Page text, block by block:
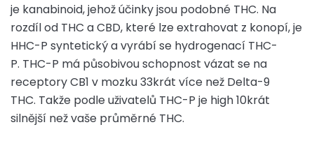
je kanabinoid, jehož účinky jsou podobné THC. Na
rozdíl od THC a CBD, které lze extrahovat z konopí, je
HHC-P syntetický a vyrábí se hydrogenací THC-
P. THC-P má působivou schopnost vázat se na
receptory CB1 v mozku 33krát více než Delta-9
THC. Takže podle uživatelů THC-P je high 10krát
silnější než vaše průměrné THC.